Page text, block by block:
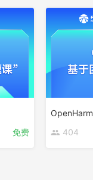
免费
404